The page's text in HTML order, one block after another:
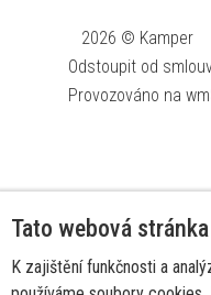
2026 © Kamper
Odstoupit od
Provozováno na
Tato webová
K zajištění funkčnosti a